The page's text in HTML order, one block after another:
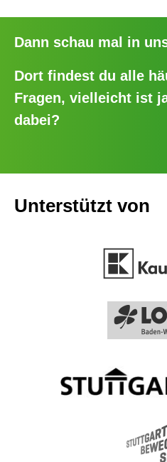
Dann schau mal in
Dort findest du alle
Fragen, vielleicht ist
dabei?
Unterstützt von